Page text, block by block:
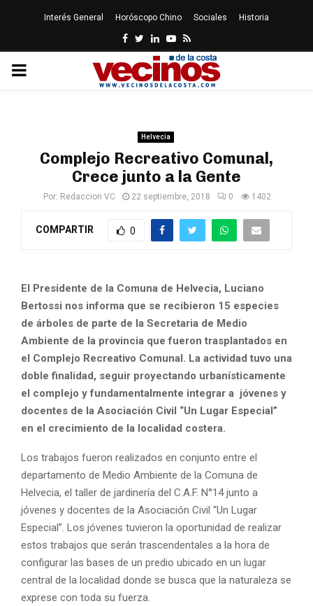
Interés General Horóscopo Chino Sociales Historia
Facebook
Twitter
LinkedinYoutube
Rss
PRIMARY
Helvecia
Complejo Recreativo Comunal,
Crece junto a la Gente
Por: Redaccion VC 22 septiembre, 2018 0 1402
COMPARTIR 0
El Presidente de la Comuna de Helvecia, Luciano
Bertossi nos informa que se recibieron 15 especies
de árboles de parte de la Secretaria de Medio
Ambiente de la provincia que fueron trasplantados en
el Complejo Recreativo Comunal. La actividad tuvo una
doble finalidad, seguir proyectando urbanísticamente
el complejo y fundamentalmente integrar a jóvenes y
docentes de la Asociación Civil “Un Lugar Especial”
en el crecimiento de la localidad costera.
Los trabajos fueron realizados en conjunto entre el
departamento de Medio Ambiente de la Comuna de
Helvecia, el taller de jardinería del C.A.F. N°14 junto a
jóvenes y docentes de la Asociación Civil “Un Lugar
Especial”. Los jóvenes tuvieron la oportunidad de realizar
estos trabajos que serán trascendentales a la hora de
configurar las bases de un predio ubicado en un lugar
central de la localidad donde se busca que la naturaleza se
exprese con toda su fuerza.